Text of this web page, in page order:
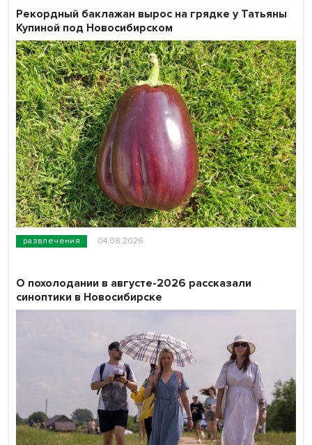
развлечения 04.08.2026
Рекордный баклажан вырос на грядке у Татьяны
Купиной под Новосибирском
О похолодании в августе-2026 рассказали
синоптики в Новосибирске